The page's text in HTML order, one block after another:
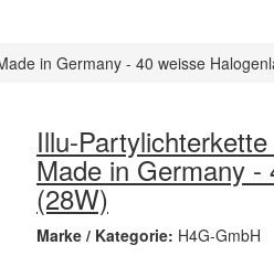
in Germany - 40 weisse
Illu-
Made in Germany -
(28W)
Marke / Kategorie: H4G-GmbH